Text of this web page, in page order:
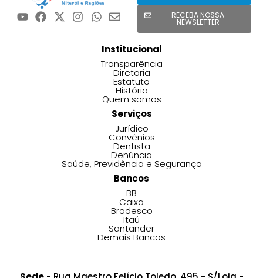
RECEBA NOSSA
NEWSLETTER
Institucional
Transparência
Diretoria
Estatuto
História
Quem somos
Serviços
Jurídico
Convênios
Dentista
Denúncia
Saúde, Previdência e Segurança
Bancos
BB
Caixa
Bradesco
Itaú
Santander
Demais Bancos